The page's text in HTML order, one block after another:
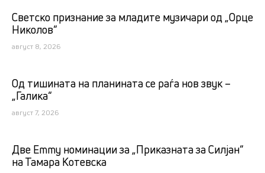
Светско признание за младите музичари од „Орце
Николов“
август 8, 2026
Од тишината на планината се раѓа нов звук –
„Галика“
август 7, 2026
Две Emmy номинации за „Приказната за Силјан“
на Тамара Котевска